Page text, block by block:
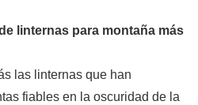
linternas para montaña más
las linternas que han
fiables en la oscuridad de la